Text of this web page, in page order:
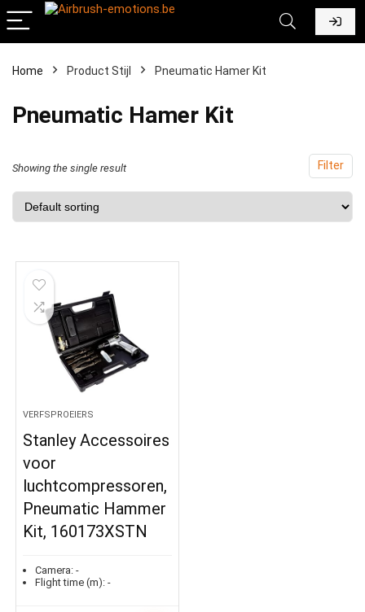
Home Product Stijl ‎Pneumatic Hamer Kit
‎Pneumatic Hamer Kit
Filter
Showing the single result
VERFSPROEIERS
Stanley Accessoires
voor
luchtcompressoren,
Pneumatic Hammer
Kit, 160173XSTN
Camera: -
Flight time (m): -